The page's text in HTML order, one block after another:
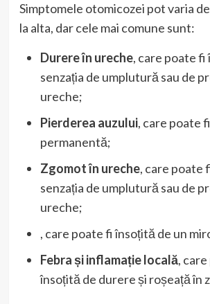
Simptomele otomicozei pot varia
la alta, dar cele mai comune sunt:
Durere în ureche, care poate fi
senzația de umplutură sau de
ureche;
Pierderea auzului, care poate
permanentă;
Zgomot în ureche, care poate
senzația de umplutură sau de
ureche;
, care poate fi însoțită de un
Febra și inflamație locală,
însoțită de durere și roșeață în